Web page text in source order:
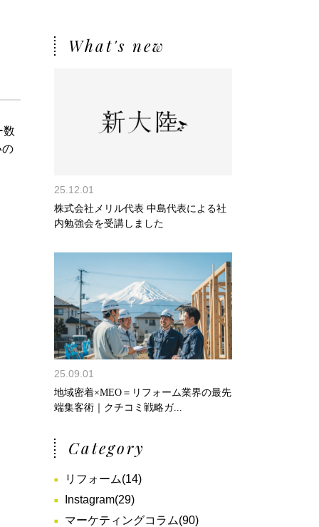
数
の
What's new
25.12.01
株式会社メリル代表 中島代表による社
内勉強会を受講しました
25.09.01
地域密着×MEO＝リフォーム業界の最先
端集客術｜クチコミ戦略ガ...
Category
リフォーム(14)
Instagram(29)
マーケティングコラム(90)